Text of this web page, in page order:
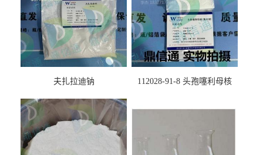
夫扎拉迪钠
112028-91-8 头孢噻利母核